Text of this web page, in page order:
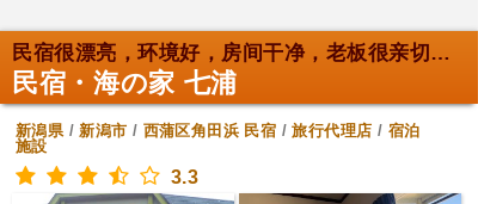
民宿很漂亮，环境好，房间干净，老板很亲切，非常好的...
民宿・海の家 七浦
新潟県/新潟市 / 西蒲区角田浜 民宿 /旅行代理店 / 宿泊
施設
3.3